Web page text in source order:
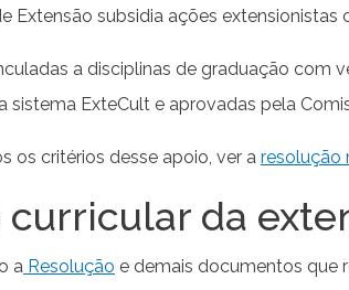
Extensão subsidia ações extensionistas
a disciplinas de graduação com
sistema ExteCult e aprovadas pela
os critérios desse apoio, ver a resolução
curricular da
a Resolução e demais documentos que